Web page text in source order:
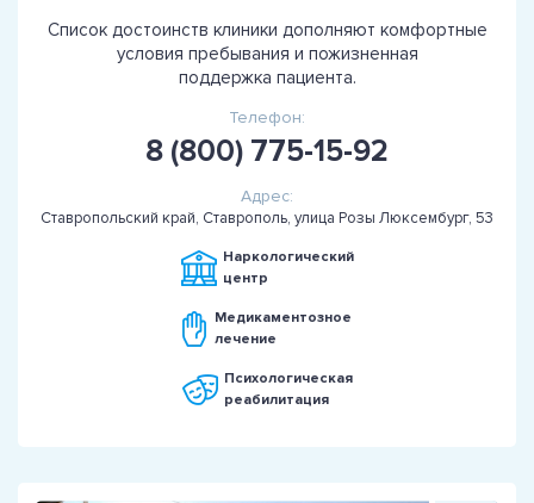
Список достоинств клиники дополняют комфортные
условия пребывания и пожизненная
поддержка пациента.
Телефон:
8 (800) 775-15-92
Адрес:
Ставропольский край, Ставрополь, улица Розы Люксембург, 53
Наркологический
центр
Медикаментозное
лечение
Психологическая
реабилитация